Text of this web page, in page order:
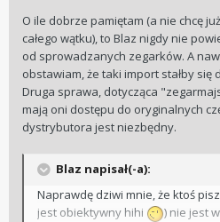
O ile dobrze pamiętam (a nie chcę
całego wątku), to Blaz nigdy nie
od sprowadzanych zegarków. A
obstawiam, że taki import stałby się
Druga sprawa, dotycząca
mają oni dostępu do oryginalnych
dystrybutora jest niezbędny.
Blaz napisał(-a):
Naprawdę dziwi mnie, że ktoś
jest obiektywny hihi
) nie jest